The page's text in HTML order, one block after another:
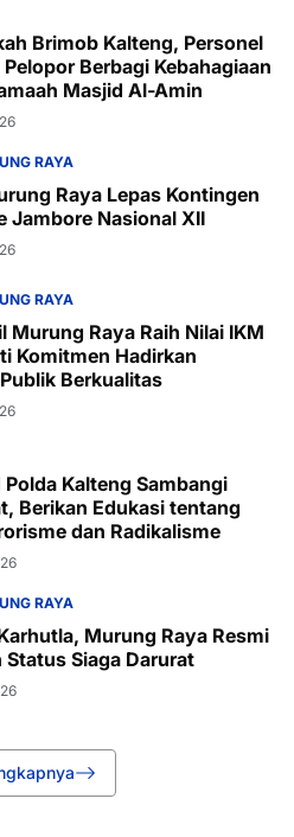
Brimob Kalteng, Personel
Berbagi Kebahagiaan
Masjid Al-Amin
RAYA
Raya Lepas Kontingen
Jambore Nasional XII
RAYA
Murung Raya Raih Nilai IKM
Komitmen Hadirkan
Berkualitas
Kalteng Sambangi
Berikan Edukasi tentang
dan Radikalisme
RAYA
Murung Raya Resmi
Status Siaga Darurat